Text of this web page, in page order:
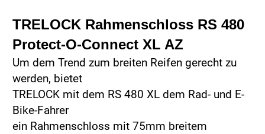
TRELOCK Rahmenschloss RS 480
Protect-O-Connect XL AZ
Um dem Trend zum breiten Reifen gerecht zu
werden, bietet
TRELOCK mit dem RS 480 XL dem Rad- und E-
Bike-Fahrer
ein Rahmenschloss mit 75mm breitem